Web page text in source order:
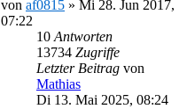
von af0815 » Mi 28. Jun 2017,
07:22
10 Antworten
13734 Zugriffe
Letzter Beitrag von
Mathias
Di 13. Mai 2025, 08:24